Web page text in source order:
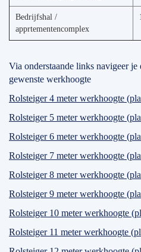
Bedrijfshal /
apprtementencomplex
Via onderstaande links navigeer
gewenste werkhoogte
Rolsteiger 4 meter werkhoogte
Rolsteiger 5 meter werkhoogte
Rolsteiger 6 meter werkhoogte
Rolsteiger 7 meter werkhoogte
Rolsteiger 8 meter werkhoogte
Rolsteiger 9 meter werkhoogte
Rolsteiger 10 meter werkhoogte
Rolsteiger 11 meter werkhoogte